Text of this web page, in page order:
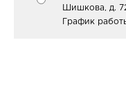
Шишкова, д.
График